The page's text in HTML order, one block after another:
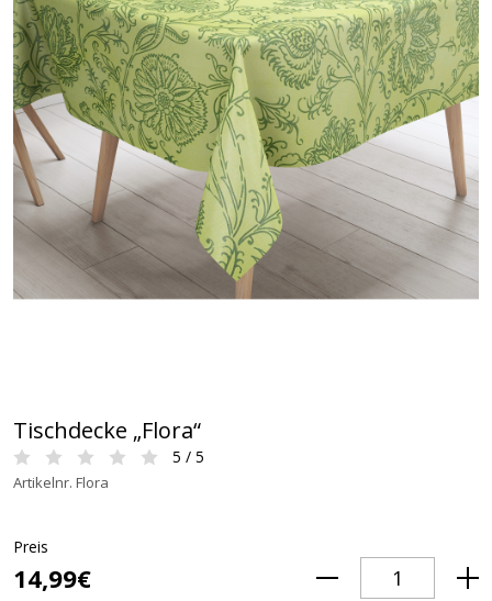
Tischdecke „Flora“
5 / 5
Artikelnr. Flora
Preis
14,99€